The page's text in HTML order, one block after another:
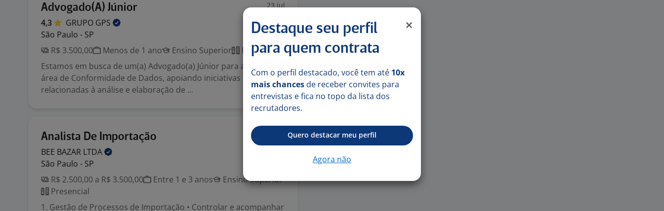
Advogado(A) Júnior 23 jul
4,3 GRUPO GPS
São Paulo - SP
R$ 3.500,00
Menos de 1 ano Ensino Superior
Presencial
Estamos em busca de um(a) Advogado(a) Júnior para atuar na
área de Conformidade de Dados, apoiando iniciativas
relacionadas à análise e elaboração de ...
Analista De Importação
BEE BAZAR LTDA
São Paulo - SP
R$ 2.500,00 a R$ 3.500,00
Entre 1 e 3 anos
Ensino Superior
Presencial
1. Gestão de Processos de Importação • Controlar e acompanhar
Destaque seu perfil
para quem contrata
Com o perfil destacado, você tem até 10x
mais chances de receber convites para
entrevistas e fica no topo da lista dos
recrutadores.
Quero destacar meu perfil
Agora não